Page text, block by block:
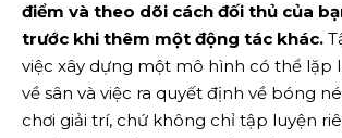
điểm và theo dõi cách đối thủ của
trước khi thêm một động tác khác.
việc xây dựng một mô hình có thể lặp
về sân và việc ra quyết định về bóng
chơi giải trí, chứ không chỉ tập luyện